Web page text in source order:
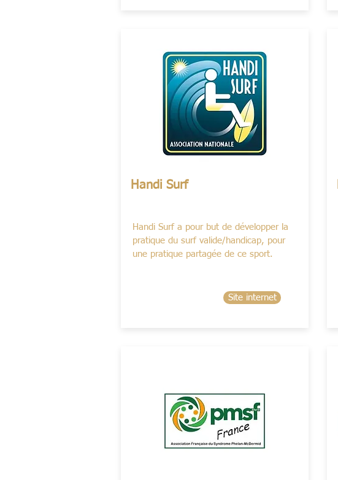
Handi Surf
Handi Surf a pour but de développer la
pratique du surf valide/handicap, pour
une pratique partagée de ce sport.
Site internet